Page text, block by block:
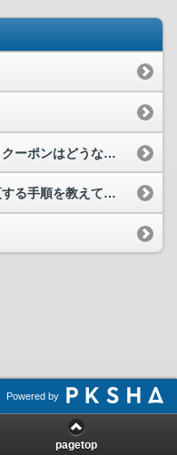
「順次発送」で注文が分かれた際、クーポンはどうなりますか？
「一括配送」を「順次配送」に変更する手順を教えてください。
Powered by
pagetop